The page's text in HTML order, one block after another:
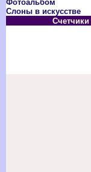
Фотоальбом
Слоны в искусстве
Счетчики